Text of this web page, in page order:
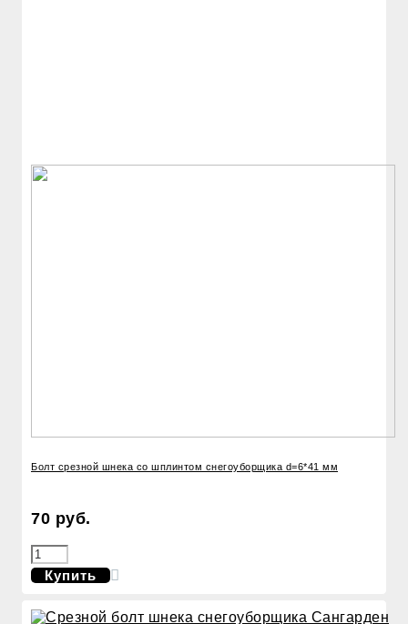
Болт срезной шнека со шплинтом снегоуборщика d=6*41 мм
70 руб.
Купить